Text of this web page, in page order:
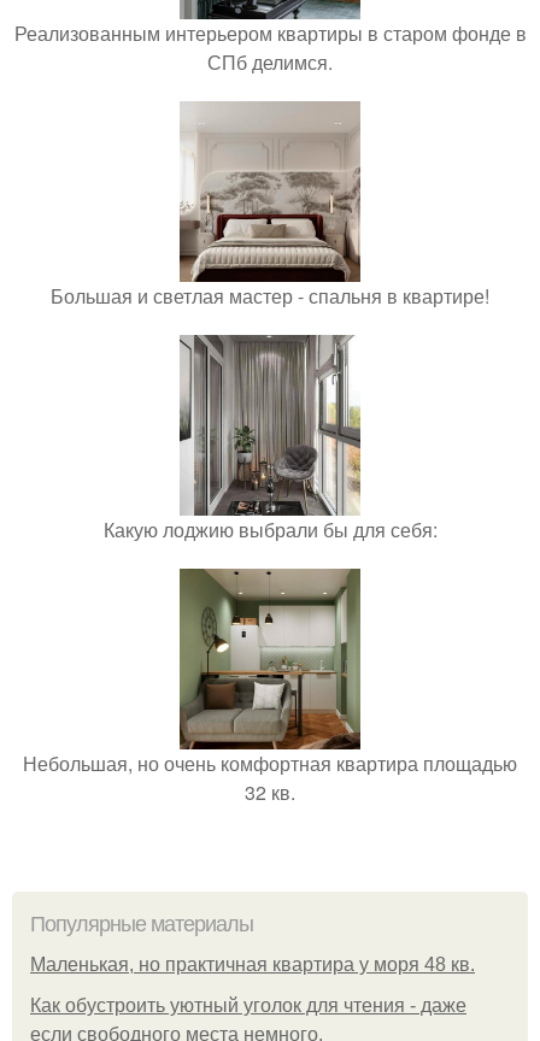
Реализованным интерьером квартиры в старом фонде в
СПб делимся.
Большая и светлая мастер - спальня в квартире!
Какую лоджию выбрали бы для себя:
Небольшая, но очень комфортная квартира площадью
32 кв.
Популярные материалы
Маленькая, но практичная квартира у моря 48 кв.
Как обустроить уютный уголок для чтения - даже
если свободного места немного.